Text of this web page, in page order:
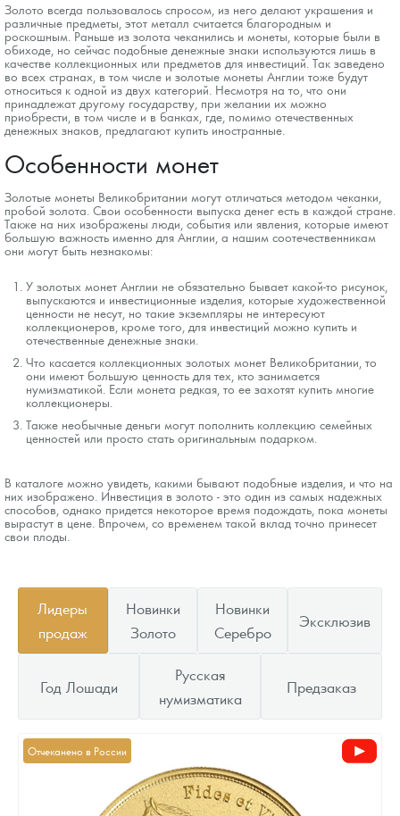
Золото всегда пользовалось спросом, из него делают украшения и
различные предметы, этот металл считается благородным и
роскошным. Раньше из золота чеканились и монеты, которые были в
обиходе, но сейчас подобные денежные знаки используются лишь в
качестве коллекционных или предметов для инвестиций. Так заведено
во всех странах, в том числе и золотые монеты Англии тоже будут
относиться к одной из двух категорий. Несмотря на то, что они
принадлежат другому государству, при желании их можно
приобрести, в том числе и в банках, где, помимо отечественных
денежных знаков, предлагают купить иностранные.
Особенности монет
Золотые монеты Великобритании могут отличаться методом чеканки,
пробой золота. Свои особенности выпуска денег есть в каждой стране.
Также на них изображены люди, события или явления, которые имеют
большую важность именно для Англии, а нашим соотечественникам
они могут быть незнакомы:
У золотых монет Англии не обязательно бывает какой-то рисунок,
выпускаются и инвестиционные изделия, которые художественной
ценности не несут, но такие экземпляры не интересуют
коллекционеров, кроме того, для инвестиций можно купить и
отечественные денежные знаки.
Что касается коллекционных золотых монет Великобритании, то
они имеют большую ценность для тех, кто занимается
нумизматикой. Если монета редкая, то ее захотят купить многие
коллекционеры.
Также необычные деньги могут пополнить коллекцию семейных
ценностей или просто стать оригинальным подарком.
В каталоге можно увидеть, какими бывают подобные изделия, и что на
них изображено. Инвестиция в золото - это один из самых надежных
способов, однако придется некоторое время подождать, пока монеты
вырастут в цене. Впрочем, со временем такой вклад точно принесет
свои плоды.
Лидеры
продаж
Новинки
Золото
Новинки
Серебро
Эксклюзив
Год Лошади
Русская
нумизматика
Предзаказ
Отчеканено в России